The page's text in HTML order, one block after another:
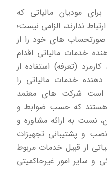
برای مودیان مالیاتی که
ندارند، الزامی نیست؛
صورتحساب های خود را از
خدمات مالیاتی اقدام
(تعرفه) استفاده از
خدمات مالیاتی را
است شركت های معتمد
هستند که حسب ضوابط و
نسبت به ارائه مشاوره و
و پشتیبانی تجهیزات
از قبیل خدمات مربوط
و سایر امور غیرحاکمیتی